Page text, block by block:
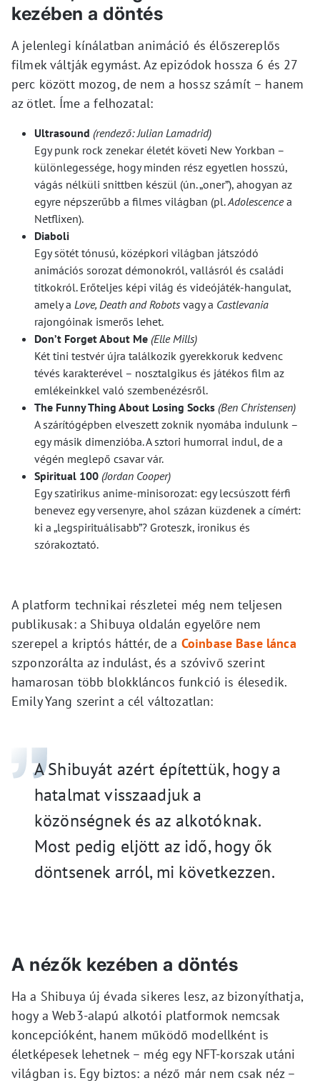
kezében a döntés
A jelenlegi kínálatban animáció és élőszereplős
filmek váltják egymást. Az epizódok hossza 6 és 27
perc között mozog, de nem a hossz számít – hanem
az ötlet. Íme a felhozatal:
Ultrasound (rendező: Julian Lamadrid)
Egy punk rock zenekar életét követi New Yorkban –
különlegessége, hogy minden rész egyetlen hosszú,
vágás nélküli snittben készül (ún. „oner”), ahogyan az
egyre népszerűbb a filmes világban (pl.Adolescencea
Netflixen).
Diaboli
Egy sötét tónusú, középkori világban játszódó
animációs sorozat démonokról, vallásról és családi
titkokról. Erőteljes képi világ és videójáték-hangulat,
amely a Love, Death and Robots vagy a Castlevania
rajongóinak ismerős lehet.
Don’t Forget About Me (Elle Mills)
Két tini testvér újra találkozik gyerekkoruk kedvenc
tévés karakterével – nosztalgikus és játékos film az
emlékeinkkel való szembenézésről.
The Funny Thing About Losing Socks (Ben Christensen)
A szárítógépben elveszett zoknik nyomába indulunk –
egy másik dimenzióba. A sztori humorral indul, de a
végén meglepő csavar vár.
Spiritual 100 (Jordan Cooper)
Egy szatirikus anime-minisorozat: egy lecsúszott férfi
benevez egy versenyre, ahol százan küzdenek a címért:
ki a „legspirituálisabb”? Groteszk, ironikus és
szórakoztató.
A platform technikai részletei még nem teljesen
publikusak: a Shibuya oldalán egyelőre nem
szerepel a kriptós háttér, de a Coinbase Base lánca
szponzorálta az indulást, és a szóvivő szerint
hamarosan több blokkláncos funkció is élesedik.
Emily Yang szerint a cél változatlan:
A Shibuyát azért építettük, hogy a
hatalmat visszaadjuk a
közönségnek és az alkotóknak.
Most pedig eljött az idő, hogy ők
döntsenek arról, mi következzen.
A nézők kezében a döntés
Ha a Shibuya új évada sikeres lesz, az bizonyíthatja,
hogy a Web3-alapú alkotói platformok nemcsak
koncepcióként, hanem működő modellként is
életképesek lehetnek – még egy NFT-korszak utáni
világban is. Egy biztos: a néző már nem csak néz –